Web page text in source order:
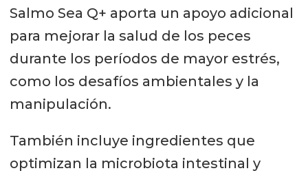
Salmo Sea Q+ aporta un apoyo adicional
para mejorar la salud de los peces
durante los períodos de mayor estrés,
como los desafíos ambientales y la
manipulación.
También incluye ingredientes que
optimizan la microbiota intestinal y